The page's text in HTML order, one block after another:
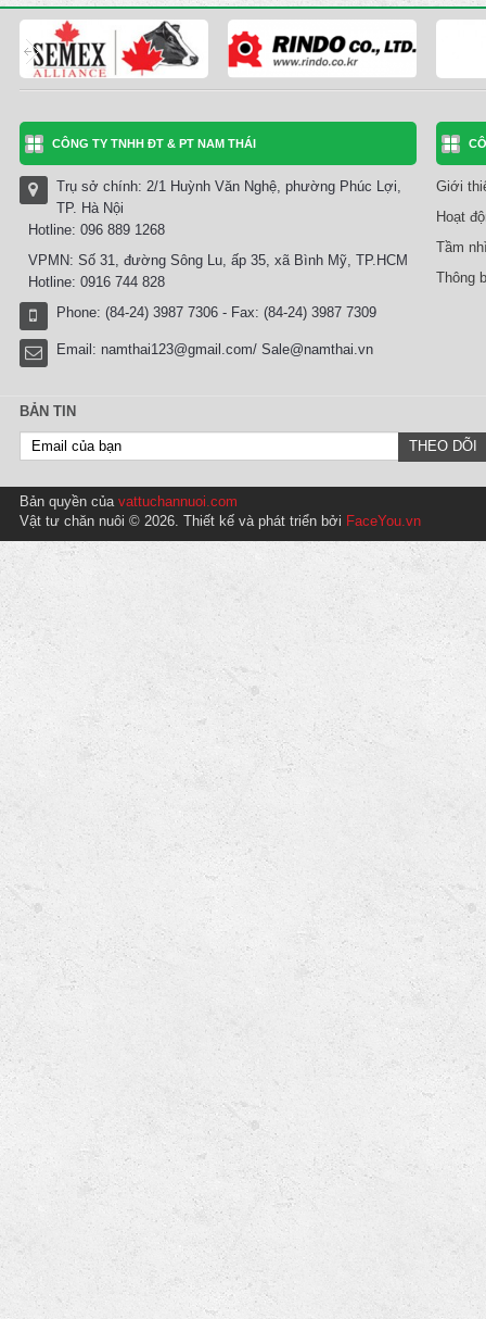
CÔNG TY TNHH ĐT & PT NAM THÁI
Trụ sở chính: 2/1 Huỳnh Văn Nghệ, phường Phúc Lợi,
TP. Hà Nội
Hotline: 096 889 1268
VPMN: Số 31, đường Sông Lu, ấp 35, xã Bình Mỹ, TP.HCM
Hotline: 0916 744 828
Phone: (84-24) 3987 7306 - Fax: (84-24) 3987 7309
Email: namthai123@gmail.com/ Sale@namthai.vn
Giới
Hoạt
Tầm
Thông
BẢN TIN
Bản quyền của vattuchannuoi.com
Vật tư chăn nuôi © 2026. Thiết kế và phát triển bởi FaceYou.vn